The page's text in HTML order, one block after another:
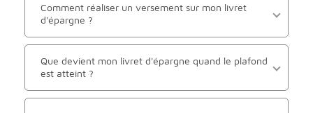
Comment réaliser un versement sur mon livret
d'épargne ?
Que devient mon livret d'épargne quand le plafond
est atteint ?